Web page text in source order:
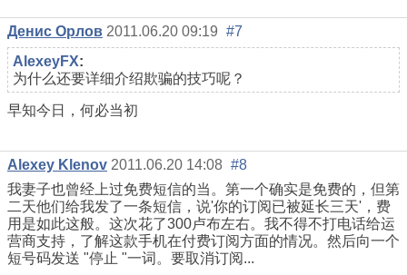
Денис Орлов 2011.06.20 09:19 #7
AlexeyFX:
为什么还要详细介绍欺骗的技巧呢？
早知今日，何必当初
Alexey Klenov 2011.06.20 14:08 #8
我妻子也曾经上过免费短信的当。第一个确实是免费的，但第
二天他们给我发了一条短信，说'你的订阅已被延长三天'，费
用是如此这般。这次花了300卢布左右。我不得不打电话给运
营商支持，了解这款手机在付费订阅方面的情况。然后向一个
短号码发送 "停止 "一词。要取消订阅...